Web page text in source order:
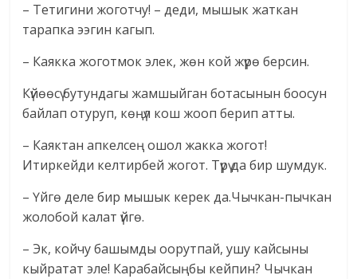
– Тетигини жоготчу! – деди, мышык жаткан
тарапка ээгин кагып.
– Каякка жоготмок элек, жөн кой жүрө берсин.
Күйөөсү бутундагы жамшыйган ботасынын боосун
байлап отуруп, көңүл кош жооп берип атты.
– Каяктан апкелсең ошол жакка жогот!
Итиркейди келтирбей жогот. Түрү да бир шумдук.
– Үйгө деле бир мышык керек да.Чычкан-пычкан
жолобой калат үйгө.
– Эк, койчу башымды оорутпай, ушу кайсыны
кыйратат эле! Карабайсыңбы кейпин? Чычкан